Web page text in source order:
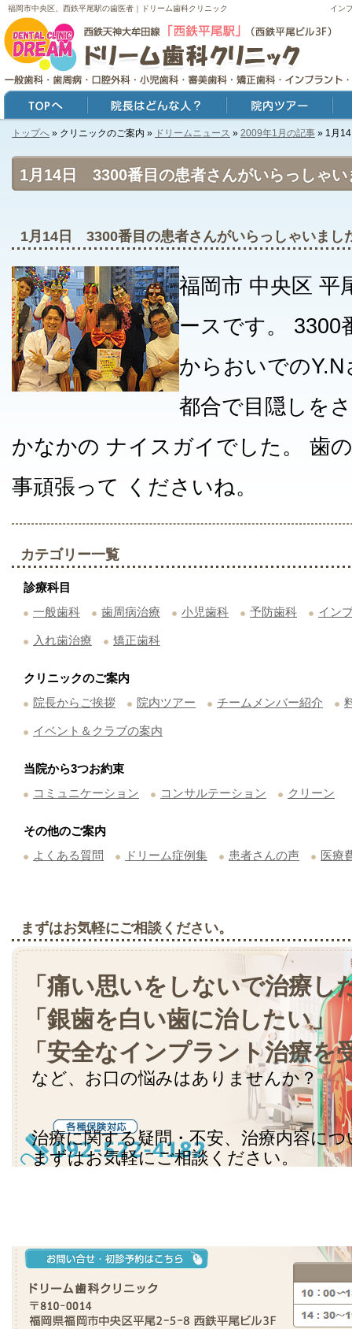
1月14日 3300番目の患者さんがいらっしゃい
イン
福岡市中央区、西鉄平尾駅の歯医者｜ドリーム歯科クリニック
トップへ » クリニックのご案内 » ドリームニュース » 2009年1月の記事 » 1月
1月14日 3300番目の患者さんがいらっしゃいまし
福岡市 中央区 平
ースです。 3300
からおいでの
都合で目隠しを
かなかの ナイスガイでした。 歯
事頑張って くださいね。
カテゴリー一覧
診療科目
一般歯科
歯周病治療 小児歯科 予防歯科 イン
入れ歯治療 矯正歯科
クリニックのご案内
院長からご挨拶
院内ツアー チームメンバー紹介
イベント＆クラブの案内
当院から3つお約束
コミュニケーション
コンサルテーション クリーン
その他のご案内
よくある質問
ドリーム症例集 患者さんの声 医療
まずはお気軽にご相談ください。
「痛い思いをしないで治療し
「銀歯を白い歯に治したい」
「安全なインプラント治療を
など、お口の悩みはありませんか？
治療に関する疑問・不安、治療内容につ
まずはお気軽にご相談ください。
トップ 院長はどんな人？ 院内ツアー 症例